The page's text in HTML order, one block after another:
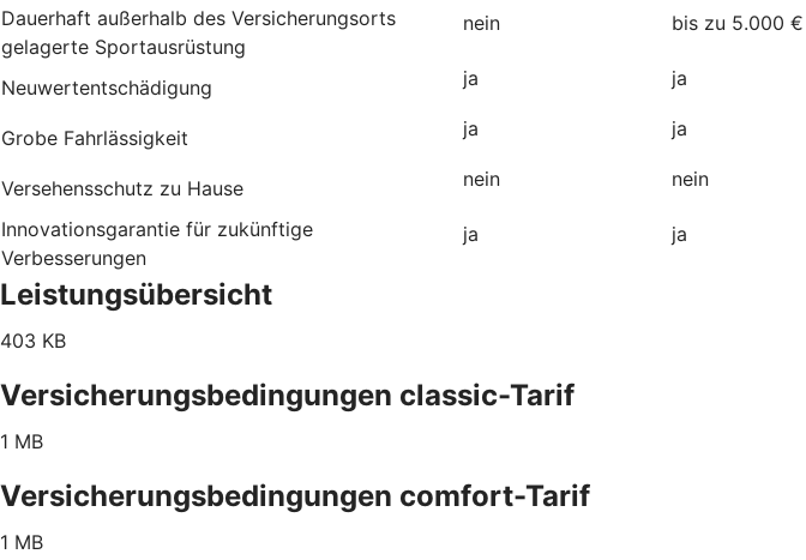
Dauerhaft außerhalb des Versicherungsorts
gelagerte Sportausrüstung
nein bis zu 5.000 €
Neuwertentschädigung ja ja
Grobe Fahrlässigkeit ja ja
Versehensschutz zu Hause nein nein
Innovationsgarantie für zukünftige
Verbesserungen
ja ja
Leistungsübersicht
403 KB
Versicherungsbedingungen classic-Tarif
1 MB
Versicherungsbedingungen comfort-Tarif
1 MB